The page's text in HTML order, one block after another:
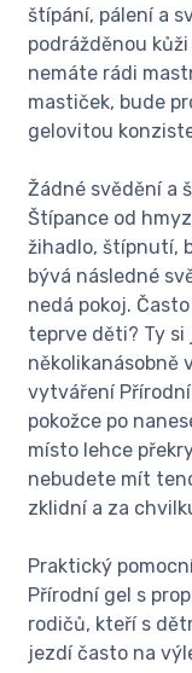
štípání, pálení a
podrážděnou
nemáte rádi
mastiček, bude
gelovitou
Žádné svědění a
Štípance od
žihadlo, štípnutí,
bývá následné
nedá pokoj.
teprve děti? Ty
několikanásobně
vytváření
pokožce po
místo lehce
nebudete mít
zklidní a za
Praktický
Přírodní gel s
rodičů, kteří s
jezdí často na